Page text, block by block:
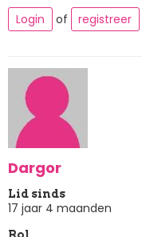
Login of registreer
Dargor
Lid sinds
17 jaar 4 maanden